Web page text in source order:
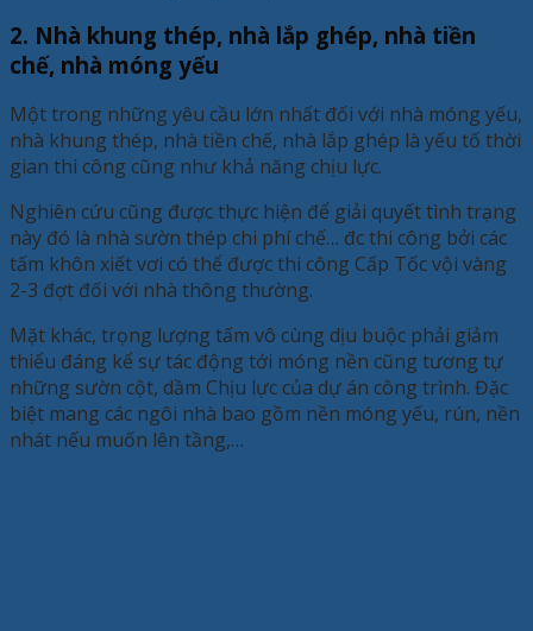
2. Nhà khung thép, nhà lắp ghép, nhà tiền
chế, nhà móng yếu
Một trong những yêu cầu lớn nhất đối với nhà móng yếu,
nhà khung thép, nhà tiền chế, nhà lắp ghép là yếu tố thời
gian thi công cũng như khả năng chịu lực.
Nghiên cứu cũng được thực hiện để giải quyết tình trạng
này đó là nhà sườn thép chi phí chế… đc thi công bởi các
tấm khôn xiết vơi có thể được thi công Cấp Tốc vội vàng
2-3 đợt đối với nhà thông thường.
Mặt khác, trọng lượng tấm vô cùng dịu buộc phải giảm
thiểu đáng kể sự tác động tới móng nền cũng tương tự
những sườn cột, dầm Chịu lực của dự án công trình. Đặc
biệt mang các ngôi nhà bao gồm nền móng yếu, rún, nền
nhát nếu muốn lên tầng,…